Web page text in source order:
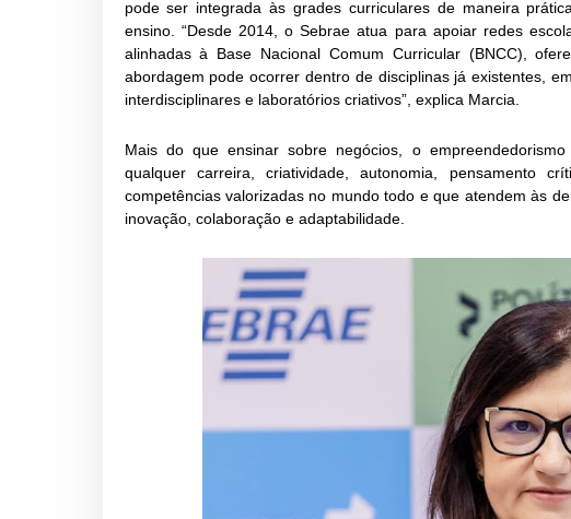
pode ser integrada às grades curriculares de maneira
ensino. “Desde 2014, o Sebrae atua para apoiar redes
alinhadas à Base Nacional Comum Curricular (BNCC),
abordagem pode ocorrer dentro de disciplinas já existentes,
interdisciplinares e laboratórios criativos”, explica Marcia.
Mais do que ensinar sobre negócios, o
qualquer carreira, criatividade, autonomia, pensamento
competências valorizadas no mundo todo e que atendem às
inovação, colaboração e adaptabilidade.